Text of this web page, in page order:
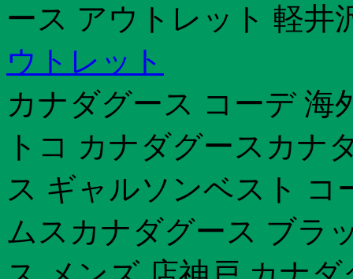
ース アウトレット 軽井
ウトレット
カナダグース コーデ 海
トコ カナダグースカナ
ス ギャルソンベスト
ムスカナダグース ブラ